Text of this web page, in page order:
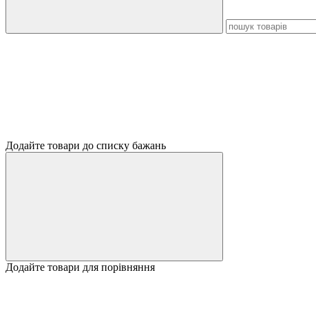
Додайте товари до списку бажань
Додайте товари для порівняння